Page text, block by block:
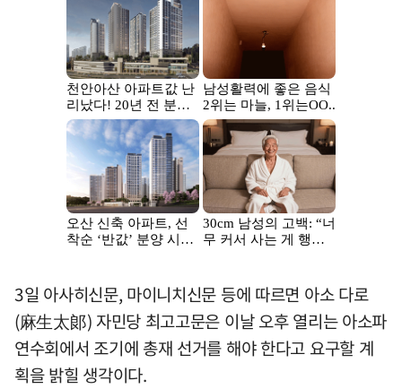
3일 아사히신문, 마이니치신문 등에 따르면 아소 다로
(麻生太郞) 자민당 최고고문은 이날 오후 열리는 아소파
연수회에서 조기에 총재 선거를 해야 한다고 요구할 계
획을 밝힐 생각이다.